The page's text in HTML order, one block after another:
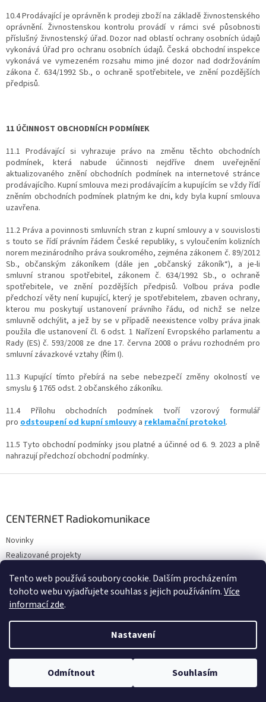
Tento web používá soubory cookie. Dalším procházením
tohoto webu vyjadřujete souhlas s jejich používáním.Více
informací zde.
Nastavení
Odmítnout Souhlasím
10.4 Prodávající je oprávněn k prodeji zboží na základě živnostenského
oprávnění. Živnostenskou kontrolu provádí v rámci své působnosti
příslušný živnostenský úřad. Dozor nad oblastí ochrany osobních údajů
vykonává Úřad pro ochranu osobních údajů. Česká obchodní inspekce
vykonává ve vymezeném rozsahu mimo jiné dozor nad dodržováním
zákona č. 634/1992 Sb., o ochraně spotřebitele, ve znění pozdějších
předpisů.
11 ÚČINNOST OBCHODNÍCH PODMÍNEK
11.1 Prodávající si vyhrazuje právo na změnu těchto obchodních
podmínek, která nabude účinnosti nejdříve dnem uveřejnění
aktualizovaného znění obchodních podmínek na internetové stránce
prodávajícího. Kupní smlouva mezi prodávajícím a kupujícím se vždy řídí
zněním obchodních podmínek platným ke dni, kdy byla kupní smlouva
uzavřena.
11.2 Práva a povinnosti smluvních stran z kupní smlouvy a v souvislosti
s touto se řídí právním řádem České republiky, s vyloučením kolizních
norem mezinárodního práva soukromého, zejména zákonem č. 89/2012
Sb., občanským zákoníkem (dále jen „občanský zákoník“), a je-li
smluvní stranou spotřebitel, zákonem č. 634/1992 Sb., o ochraně
spotřebitele, ve znění pozdějších předpisů. Volbou práva podle
předchozí věty není kupující, který je spotřebitelem, zbaven ochrany,
kterou mu poskytují ustanovení právního řádu, od nichž se nelze
smluvně odchýlit, a jež by se v případě neexistence volby práva jinak
použila dle ustanovení čl. 6 odst. 1 Nařízení Evropského parlamentu a
Rady (ES) č. 593/2008 ze dne 17. června 2008 o právu rozhodném pro
smluvní závazkové vztahy (Řím I).
11.3 Kupující tímto přebírá na sebe nebezpečí změny okolností ve
smyslu § 1765 odst. 2 občanského zákoníku.
11.4 Přílohu obchodních podmínek tvoří vzorový formulář
pro odstoupení od kupní smlouvy a reklamační protokol.
11.5 Tyto obchodní podmínky jsou platné a účinné od 6. 9. 2023 a plně
nahrazují předchozí obchodní podmínky.
CENTERNET Radiokomunikace
Novinky
Realizované projekty
Příslušenství ruční radiostanice
Půjčovna radiostanic a rádiových systémů
Ochrana sluchu, zraku a dýchacích cest
Půjčovna průvodcovských systémů